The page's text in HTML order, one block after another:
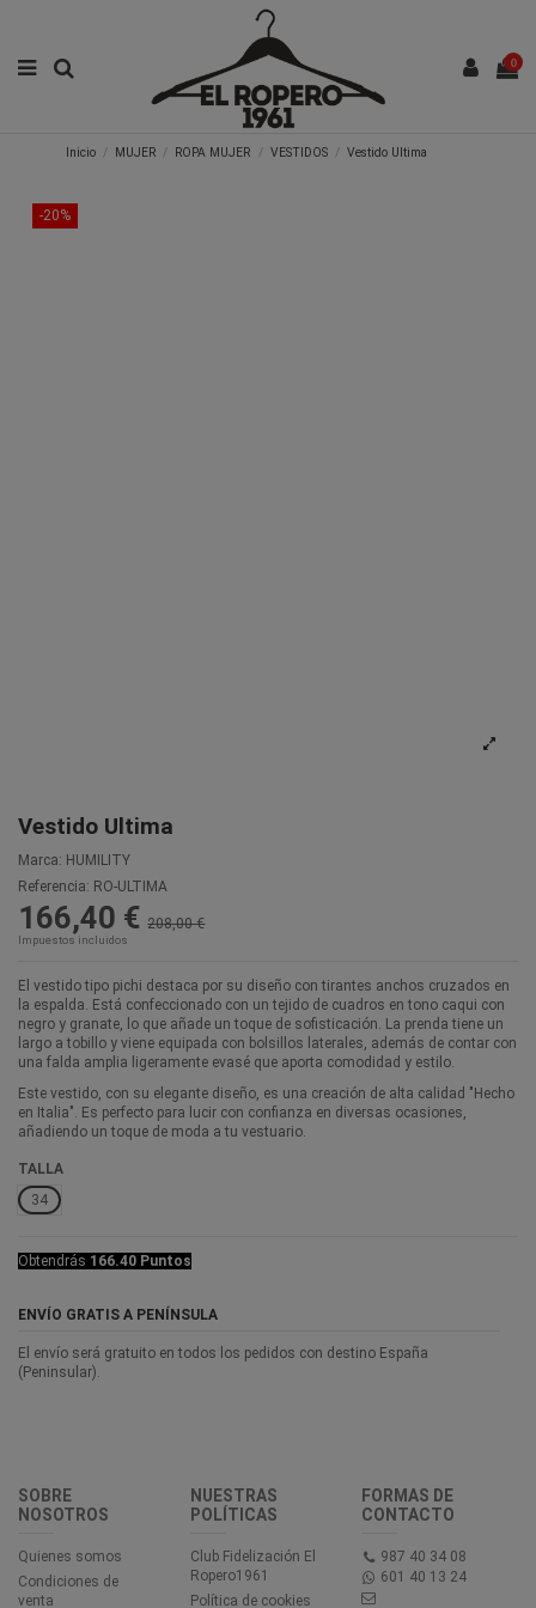
0
Inicio MUJER ROPA MUJER VESTIDOS Vestido Ultima
-20%
Vestido Ultima
Marca: HUMILITY
Referencia: RO-ULTIMA
166,40 € 208,00 €
Impuestos incluidos
El vestido tipo pichi destaca por su diseño con tirantes anchos cruzados en
la espalda. Está confeccionado con un tejido de cuadros en tono caqui con
negro y granate, lo que añade un toque de sofisticación. La prenda tiene un
largo a tobillo y viene equipada con bolsillos laterales, además de contar con
una falda amplia ligeramente evasé que aporta comodidad y estilo.
Este vestido, con su elegante diseño, es una creación de alta calidad "Hecho
en Italia". Es perfecto para lucir con confianza en diversas ocasiones,
añadiendo un toque de moda a tu vestuario.
TALLA
34
Obtendrás 166.40 Puntos
ENVÍO GRATIS A PENÍNSULA
El envío será gratuito en todos los pedidos con destino España
(Peninsular).
SOBRE
NOSOTROS
Quienes somos
Condiciones de
venta
NUESTRAS
POLÍTICAS
Club Fidelización El
Ropero1961
Política de cookies
FORMAS DE
CONTACTO
987 40 34 08
601 40 13 24